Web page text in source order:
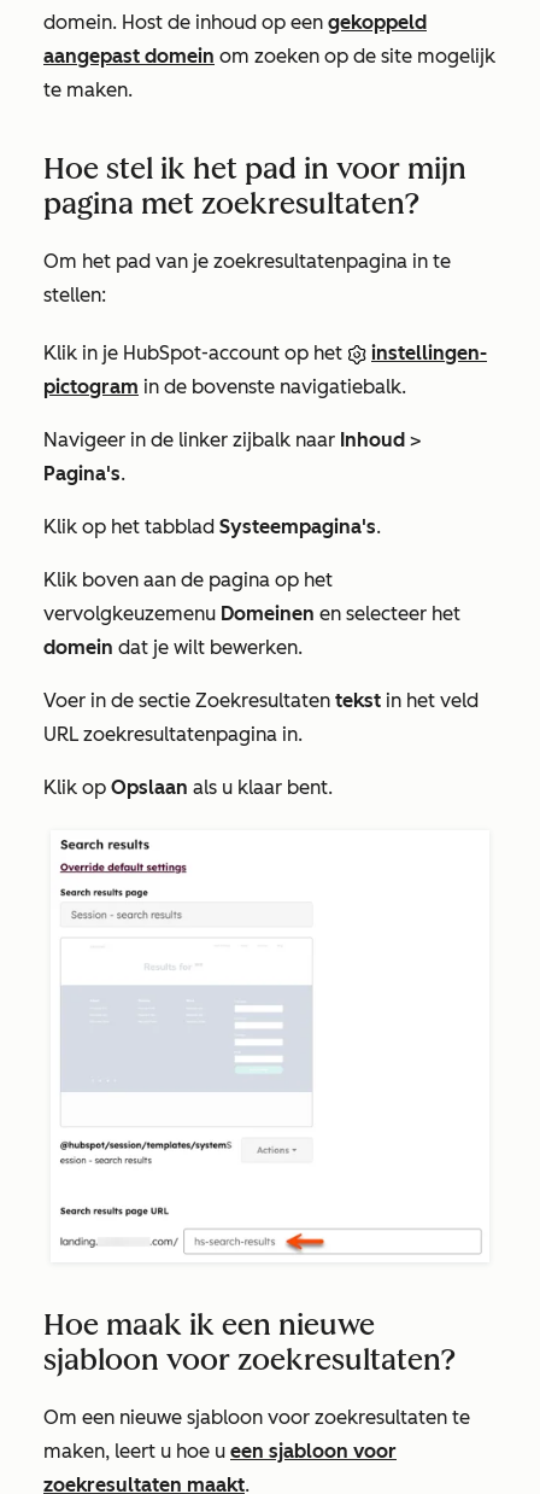
domein. Host de inhoud op een gekoppeld
aangepast domein om zoeken op de site mogelijk
te maken.
Hoe stel ik het pad in voor mijn
pagina met zoekresultaten?
Om het pad van je zoekresultatenpagina in te
stellen:
Klik in je HubSpot-account op het
instellingen-
pictogram in de bovenste navigatiebalk.
Navigeer in de linker zijbalk naar Inhoud >
Pagina's.
Klik op het tabblad Systeempagina's.
Klik boven aan de pagina op het
vervolgkeuzemenu Domeinen en selecteer het
domein dat je wilt bewerken.
Voer in de sectie Zoekresultaten tekst in het veld
URL zoekresultatenpagina in.
Klik op Opslaan als u klaar bent.
Hoe maak ik een nieuwe
sjabloon voor zoekresultaten?
Om een nieuwe sjabloon voor zoekresultaten te
maken, leert u hoe u een sjabloon voor
zoekresultaten maakt.